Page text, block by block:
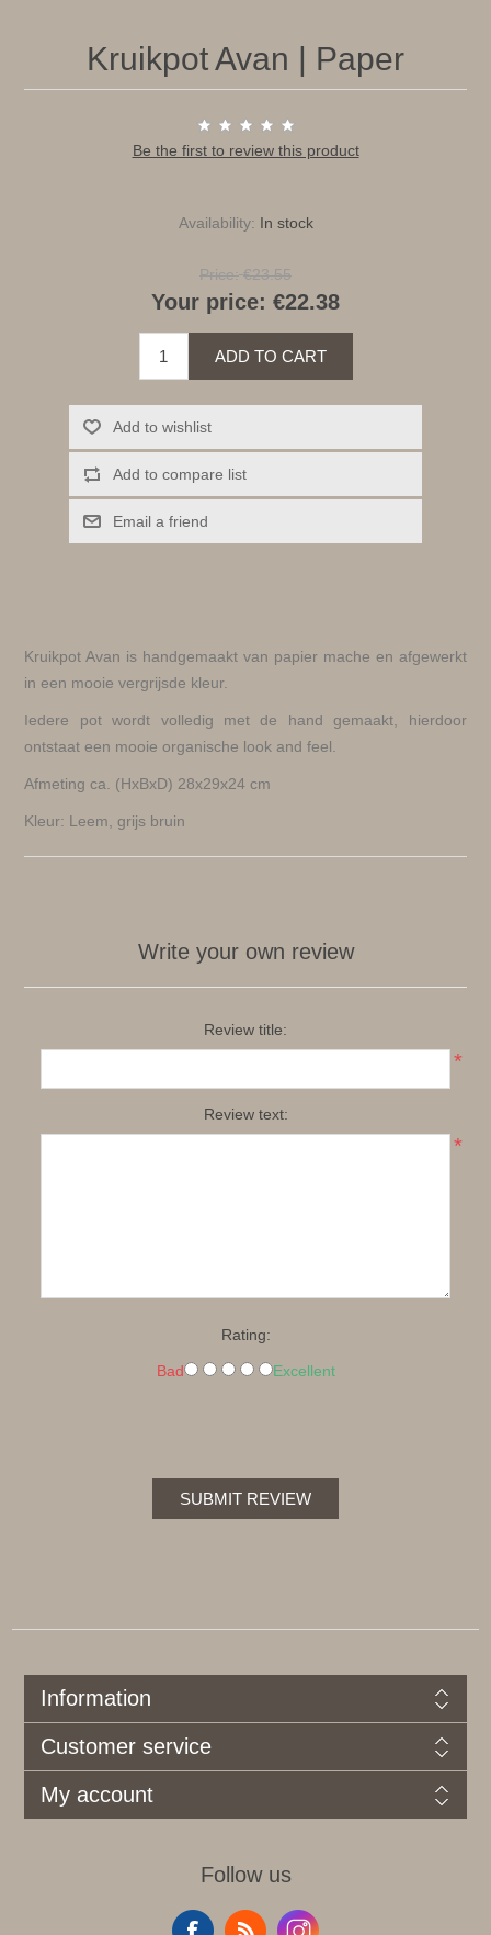
Kruikpot Avan | Paper
Be the first to review this product
Availability: In stock
Price: €23.55
Your price: €22.38
ADD TO CART
Add to wishlist
Add to compare list
Email a friend
Kruikpot Avan is handgemaakt van papier mache en afgewerkt
in een mooie vergrijsde kleur.
Iedere pot wordt volledig met de hand gemaakt, hierdoor
ontstaat een mooie organische look and feel.
Afmeting ca. (HxBxD) 28x29x24 cm
Kleur: Leem, grijs bruin
Write your own review
Review title:
*
Review text:
*
Rating:
Bad Excellent
SUBMIT REVIEW
Information
Customer service
My account
Follow us